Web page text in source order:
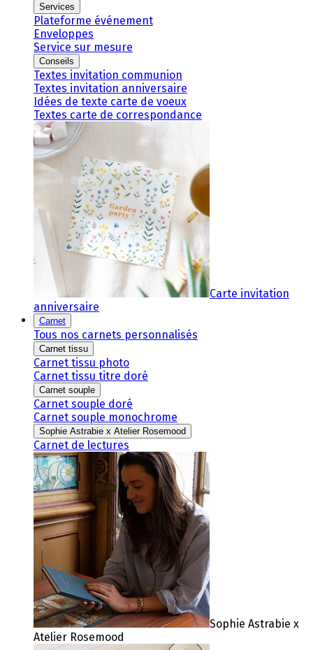
Services
Plateforme événement
Enveloppes
Service sur mesure
Conseils
Textes invitation communion
Textes invitation anniversaire
Idées de texte carte de voeux
Textes carte de correspondance
Carte invitation
anniversaire
Carnet
Tous nos carnets personnalisés
Carnet tissu
Carnet tissu photo
Carnet tissu titre doré
Carnet souple
Carnet souple doré
Carnet souple monochrome
Sophie Astrabie x Atelier Rosemood
Carnet de lectures
Sophie Astrabie x
Atelier Rosemood